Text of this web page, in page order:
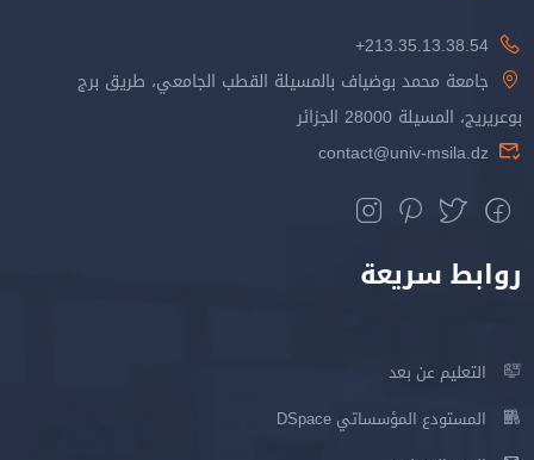
213.35.13.38.54+
جامعة محمد بوضياف بالمسيلة القطب الجامعي، طريق برج
بوعريريج، المسيلة 28000 الجزائر
contact@univ-msila.dz
روابط سريعة
التعليم عن بعد
المستودع المؤسساتي DSpace